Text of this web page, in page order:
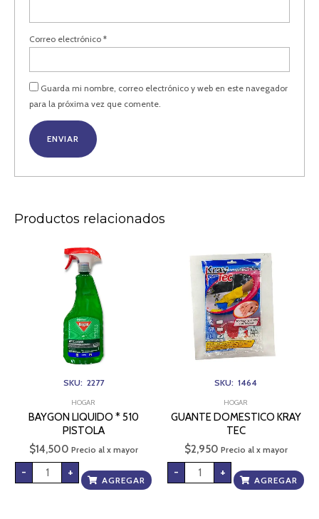
Correo electrónico*
Guarda mi nombre, correo electrónico y web en este navegador
para la próxima vez que comente.
Productos relacionados
SKU: 2277
HOGAR
BAYGON LIQUIDO * 510
PISTOLA
$14,500 Precio al x mayor
-
LIQUIDO
PISTOLA
+
AGREGAR
SKU: 1464
HOGAR
GUANTE DOMESTICO KRAY
TEC
$2,950 Precio al x mayor
-
KRAY
cantidad
+
AGREGAR